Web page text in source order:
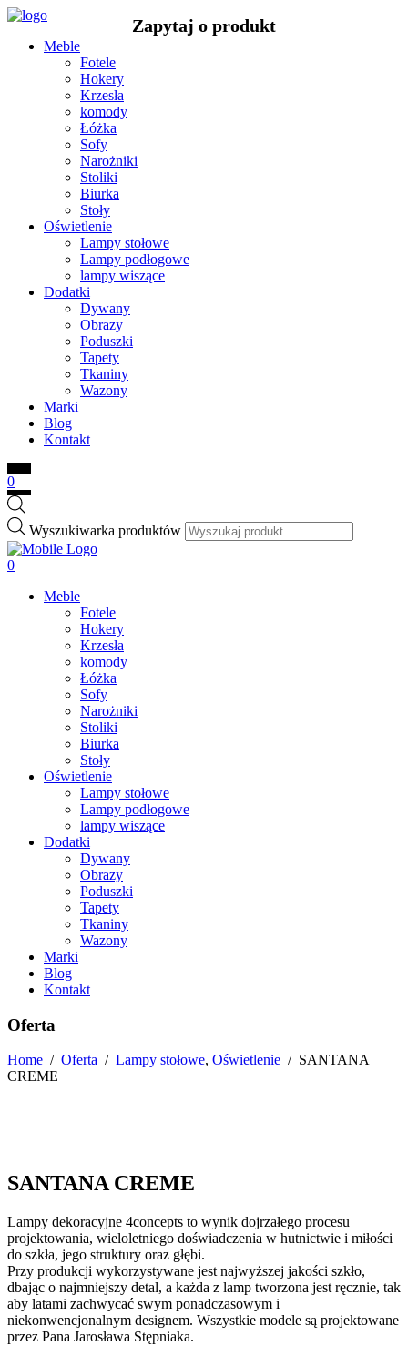
Meble
Fotele
Hokery
Krzesła
komody
Łóżka
Sofy
Narożniki
Stoliki
Biurka
Stoły
Oświetlenie
Lampy stołowe
Lampy podłogowe
lampy wiszące
Dodatki
Dywany
Obrazy
Poduszki
Tapety
Tkaniny
Wazony
Marki
Blog
Kontakt
0
Wyszukiwarka produktów
0
Meble
Fotele
Hokery
Krzesła
komody
Łóżka
Sofy
Narożniki
Stoliki
Biurka
Stoły
Oświetlenie
Lampy stołowe
Lampy podłogowe
lampy wiszące
Dodatki
Dywany
Obrazy
Poduszki
Tapety
Tkaniny
Wazony
Marki
Blog
Kontakt
Oferta
Home / Oferta / Lampy stołowe, Oświetlenie / SANTANA
CREME
SANTANA CREME
Lampy dekoracyjne 4concepts to wynik dojrzałego procesu
projektowania, wieloletniego doświadczenia w hutnictwie i miłości
do szkła, jego struktury oraz głębi.
Przy produkcji wykorzystywane jest najwyższej jakości szkło,
dbając o najmniejszy detal, a każda z lamp tworzona jest ręcznie, tak
aby latami zachwycać swym ponadczasowym i
niekonwencjonalnym designem. Wszystkie modele są projektowane
przez Pana Jarosława Stępniaka.